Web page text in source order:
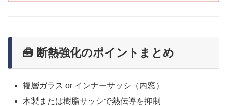
🧰 断熱強化のポイントまとめ
複層ガラス or インナーサッシ（内窓）
木製または樹脂サッシで熱伝導を抑制